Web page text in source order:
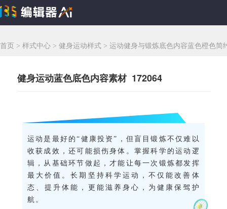
首页 > 样式中心 > 健身运动样式 > 运动健身与锻炼底色内容蓝色橙色简
健身运动蓝色底色内容素材 172064
运动是最好的“健康投资”，但盲目锻炼不仅难以
收获成效，还可能损伤身体。掌握科学的运动逻
辑，从基础环节做起，才能让每一次锻炼都发挥
最大价值。长期坚持科学运动，不仅能改善体
态、提升体能，更能滋养身心，为健康保驾护
航。